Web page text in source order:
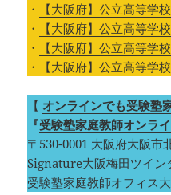
・
【大阪府】公立高等学
・
【大阪府】公立高等学
・
【大阪府】公立高等学
・
【大阪府】公立高等学
【 オンラインでも受験塾
『受験塾家庭教師オンラ
〒530-0001 大阪府大阪市
Signature大阪梅田ツイン
受験塾家庭教師オフィス